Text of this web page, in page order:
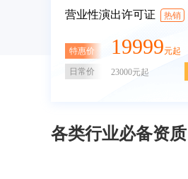
营业性演出许可证 热销
特惠价 19999元起
日常价 23000元起
各类行业必备资质